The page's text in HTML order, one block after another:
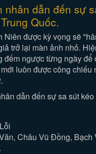
nhân dẫn đến sự
Quốc.
Niên được kỳ vọng sẽ
trở lại màn ảnh nhỏ.
đếm ngược từng ngày để
luôn được công chiếu
Châu Vũ Đồng, Bạch